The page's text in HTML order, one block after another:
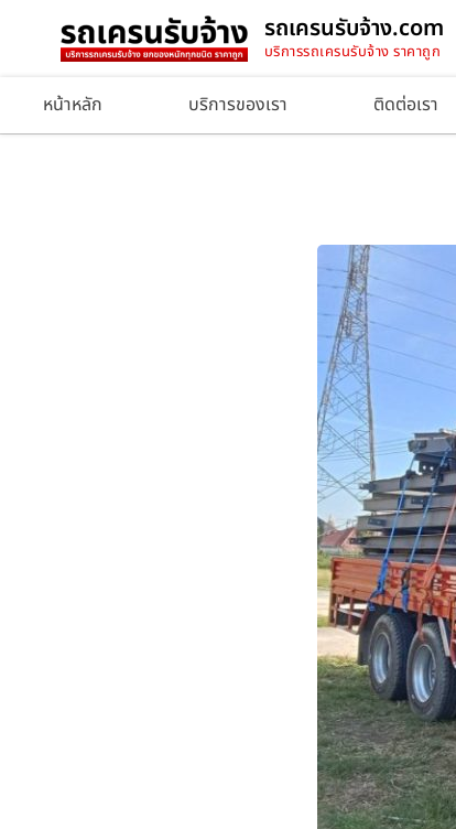
รถเครนรับจ้าง.com
บริการรถเครนรับจ้าง ราคาถูก
หน้าหลัก บริการของเรา ติดต่อเรา